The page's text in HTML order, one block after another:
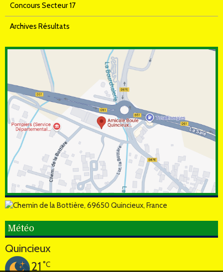
Concours Secteur 17
Archives Résultats
Météo
Quincieux
21 °C